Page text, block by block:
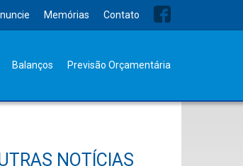
Memórias Contato
Balanços Previsão Orçamentária
NOTÍCIAS